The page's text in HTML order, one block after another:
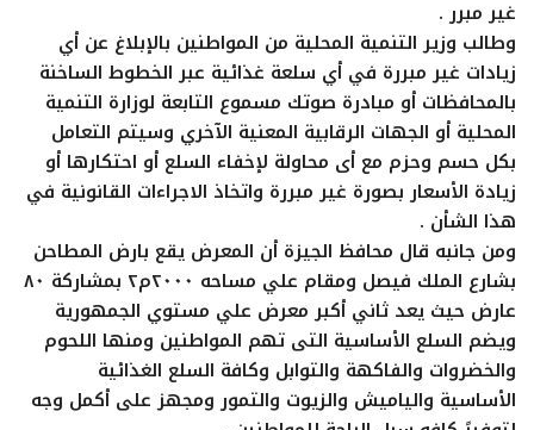
غير مبرر .
وطالب وزير التنمية المحلية من المواطنين بالإبلاغ عن أي
زيادات غير مبررة في أي سلعة غذائية عبر الخطوط الساخنة
بالمحافظات أو مبادرة صوتك مسموع التابعة لوزارة التنمية
المحلية أو الجهات الرقابية المعنية الآخري وسيتم التعامل
بكل حسم وحزم مع أى محاولة لإخفاء السلع أو احتكارها أو
زيادة الأسعار بصورة غير مبررة واتخاذ الاجراءات القانونية في
هذا الشأن .
ومن جانبه قال محافظ الجيزة أن المعرض يقع بارض المطاحن
بشارع الملك فيصل ومقام علي مساحه ٢٠٠٠م٢ بمشاركة ٨٠
عارض حيث يعد ثاني أكبر معرض علي مستوي الجمهورية
ويضم السلع الأساسية التى تهم المواطنين ومنها اللحوم
والخضروات والفاكهة والتوابل وكافة السلع الغذائية
الأساسية والياميش والزيوت والتمور ومجهز على أكمل وجه